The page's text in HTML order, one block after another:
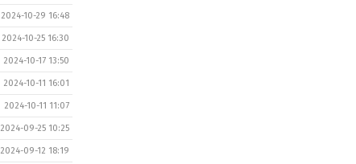
2024-10-29 16:48
2024-10-25 16:30
2024-10-17 13:50
2024-10-11 16:01
2024-10-11 11:07
2024-09-25 10:25
2024-09-12 18:19